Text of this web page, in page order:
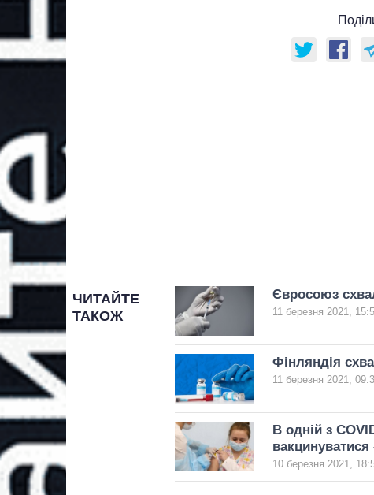
ЧИТАЙТЕ
ТАКОЖ
Євросоюз
11 березня 2021,
Фінляндія
11 березня 2021,
В одній з
10 березня 2021,